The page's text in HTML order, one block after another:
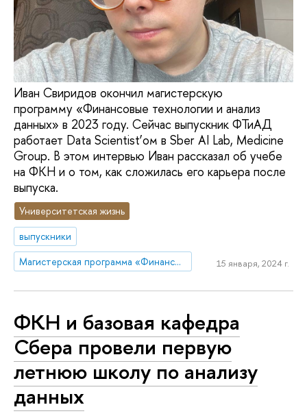
Иван Свиридов окончил магистерскую
программу «Финансовые технологии и анализ
данных» в 2023 году. Сейчас выпускник ФТиАД
работает Data Scientist’ом в Sber AI Lab, Medicine
Group. В этом интервью Иван рассказал об учебе
на ФКН и о том, как сложилась его карьера после
выпуска.
Университетская жизнь
выпускники
Магистерская программа «Финансовые технологии и анализ данных»
15 января, 2024 г.
ФКН и базовая кафедра
Сбера провели первую
летнюю школу по анализу
данных